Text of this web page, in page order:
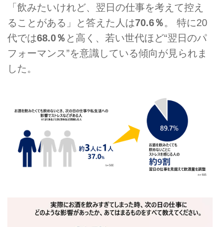
「飲みたいけれど、翌日の仕事を考えて控え
ることがある」と答えた人は70.6％。 特に20
代では68.0％ と高く、若い世代ほど“翌日のパ
フォーマンス”を意識している傾向が見られま
した。